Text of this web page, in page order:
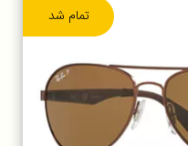
تمام شد